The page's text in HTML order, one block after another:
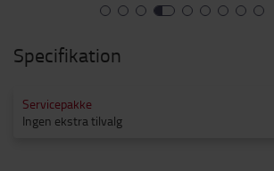
Specifikation
Servicepakke
Ingen ekstra tilvalg